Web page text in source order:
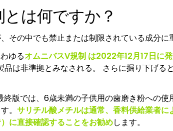
は何ですか？
その中でも禁止または制限されている成分に
ゆるオムニバスV規制 は2022年12月17日に
は非準拠とみなされる。 さらに掘り下げる
終版では、6歳未満の子供用の歯磨き粉への
。 サリチル酸メチルは通常、香料供給業者
に直接確認することをお勧めします。